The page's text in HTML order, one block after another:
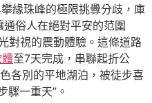
緣珠峰的極限挑釁分歧，庫
俗人在絕對平安的范圍
對視的震動體驗。這條道路
至7天完成，串聯起折公
各別的平地湖泊，被徒步喜
驟一重天”。